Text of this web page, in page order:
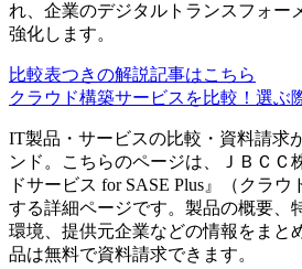
れ、企業のデジタルトランスフォー
強化します。
比較表つきの解説記事はこちら
クラウド構築サービスを比較！選ぶ
IT製品・サービスの比較・資料請求
ンド。こちらのページは、
ＪＢＣＣ
ドサービス for SASE Plus 』（ クラウ
する詳細ページです。製品の概要、
環境、提供元企業などの情報をまと
品は無料で資料請求できます。